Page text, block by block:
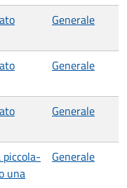
Generale
Generale
Generale
piccola-
una
Generale